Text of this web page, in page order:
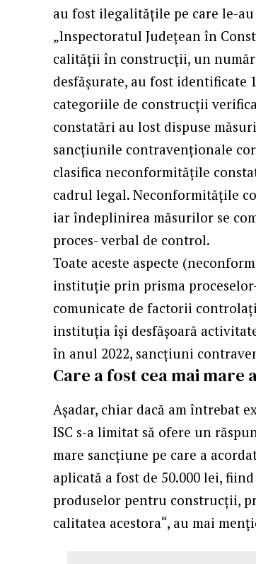
au fost ilegalităţile pe care le-
„lnspectoratul Județean în
calităţii în construcții, un
desfășurate, au fost identificate
categoriile de construcţii
constatări au lost dispuse
sancțiunile contravenționale
clasifica neconformitățile
cadrul legal. Neconformitățile
iar îndeplinirea măsurilor se
proces- verbal de control.
Toate aceste aspecte
instituție prin prisma
comunicate de factorii
instituția își desfășoară
în anul 2022, sancțiuni
Care a fost cea mai mare
Aşadar, chiar dacă am întrebat
ISC s-a limitat să ofere un
mare sancţiune pe care a
aplicată a fost de 50.000 lei,
produselor pentru construcții,
calitatea acestora“, au mai